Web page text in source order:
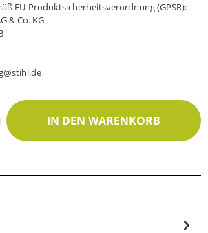
EU-Produktsicherheitsverordnung (GPSR):
& Co. KG
Gib den gewünschten
IN DEN WARENKORB